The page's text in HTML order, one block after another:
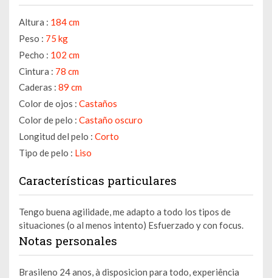
Altura : 184 cm
Peso : 75 kg
Pecho : 102 cm
Cintura : 78 cm
Caderas : 89 cm
Color de ojos : Castaños
Color de pelo : Castaño oscuro
Longitud del pelo : Corto
Tipo de pelo : Liso
Características particulares
Tengo buena agilidade, me adapto a todo los tipos de
situaciones (o al menos intento) Esfuerzado y con focus.
Notas personales
Brasileno 24 anos, à disposicion para todo, experiência